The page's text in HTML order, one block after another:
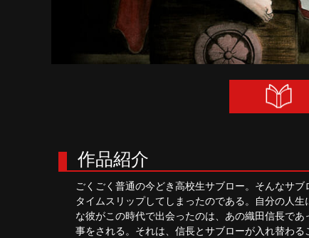
作品紹介
ごくごく普通の今どき高校生サブロー。そんなサ
タイムスリップしてしまったのである。自分の人
な彼がこの時代で出会ったのは、あの織田信長で
事をされる。それは、信長とサブローが入れ替わ